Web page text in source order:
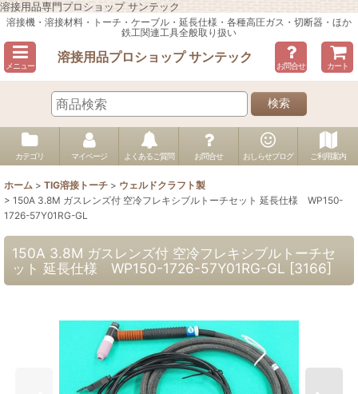
溶接用品専門プロショップ サンテック
溶接機・溶接材料・トーチ・ケーブル・延長仕様・各種高圧ガス・切断器・ほか
鉄工関連工具全般取り扱い
メニュー
溶接用品プロショップ サンテック
お問合せ カート
検索
カテゴリ マイページ よくあるご質問 お問合せ おしらせブログ ご利用案内
ホーム > TIG溶接トーチ > ウェルドクラフト製
> 150A 3.8M ガスレンズ付 空冷フレキシブルトーチセット 延長仕様 WP150-
1726-57Y01RG-GL
150A 3.8M ガスレンズ付 空冷フレキシブルトーチセ
ット 延長仕様 WP150-1726-57Y01RG-GL [3166]